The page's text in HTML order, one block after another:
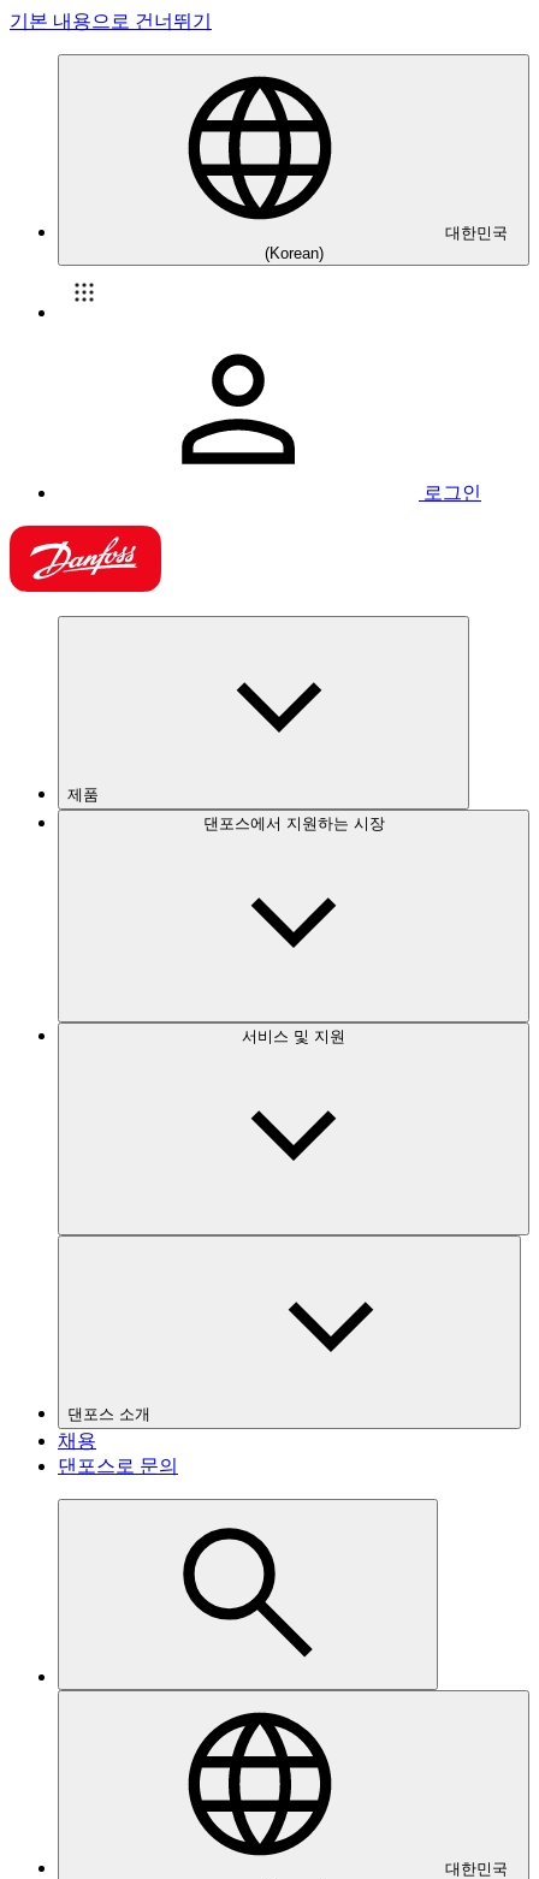
기본 내용으로 건너뛰기
대한민국
(Korean)
로그인
제품
댄포스에서 지원하는 시장
서비스 및 지원
댄포스 소개
채용
댄포스로 문의
대한민국